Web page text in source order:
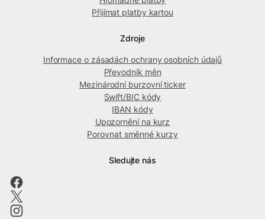
Přijímat platby kartou
Zdroje
Informace o zásadách ochrany osobních údajů
Převodník měn
Mezinárodní burzovní ticker
Swift/BIC kódy
IBAN kódy
Upozornění na kurz
Porovnat směnné kurzy
Sledujte nás